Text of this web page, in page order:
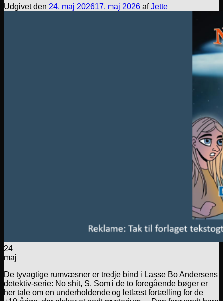
Udgivet den 24. maj 202617. maj 2026 afJette
24
maj
De tyvagtige rumvæsner er tredje bind i Lasse Bo Andersens
detektiv-serie: No shit, S. Som i de to foregående bøger er
her tale om en underholdende og letlæst fortælling for de